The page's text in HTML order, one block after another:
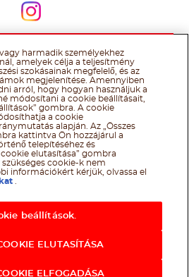
Kövessen
reserved.
Nutella® cookie tájékoztató
információk Impresszum
Ferrero
tájékoztató
harmadik személyekhez
amelyek célja a teljesítmény
szokásainak megfelelő, és az
megjelenítése. Amennyiben
arról, hogy hogyan használjuk a
módosítani a cookie beállításait,
gombra. A cookie
a cookie
alapján. Az „Összes
kattintva Ön hozzájárul a
telepítéséhez és
cookie elutasítása” gombra
cookie-k nem
információkért kérjük, olvassa el
beállítások.
ELUTASÍTÁSA
ELFOGADÁSA